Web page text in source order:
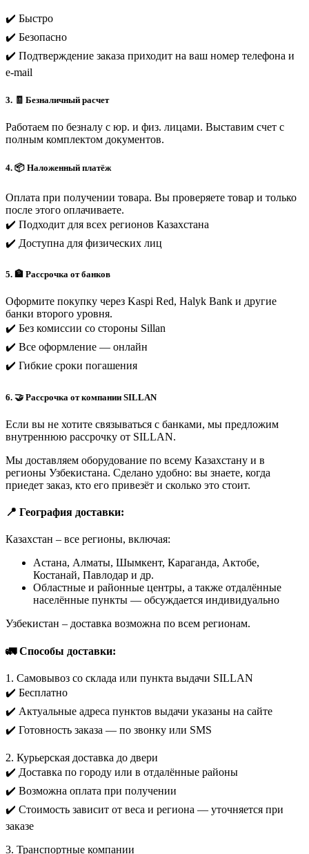
✔️ Быстро
✔️ Безопасно
✔️ Подтверждение заказа приходит на ваш номер телефона и
e-mail
3. 🧾 Безналичный расчет
Работаем по безналу с юр. и физ. лицами. Выставим счет с
полным комплектом документов.
4. 📦 Наложенный платёж
Оплата при получении товара. Вы проверяете товар и только
после этого оплачиваете.
✔️ Подходит для всех регионов Казахстана
✔️ Доступна для физических лиц
5. 🏦 Рассрочка от банков
Оформите покупку через Kaspi Red, Halyk Bank и другие
банки второго уровня.
✔️ Без комиссии со стороны Sillan
✔️ Все оформление — онлайн
✔️ Гибкие сроки погашения
6. 🤝 Рассрочка от компании SILLAN
Если вы не хотите связываться с банками, мы предложим
внутреннюю рассрочку от SILLAN.
Мы доставляем оборудование по всему Казахстану и в
регионы Узбекистана. Сделано удобно: вы знаете, когда
приедет заказ, кто его привезёт и сколько это стоит.
📍 География доставки:
Казахстан – все регионы, включая:
Астана, Алматы, Шымкент, Караганда, Актобе,
Костанай, Павлодар и др.
Областные и районные центры, а также отдалённые
населённые пункты — обсуждается индивидуально
Узбекистан – доставка возможна по всем регионам.
🚛 Способы доставки:
1. Самовывоз со склада или пункта выдачи SILLAN
✔️ Бесплатно
✔️ Актуальные адреса пунктов выдачи указаны на сайте
✔️ Готовность заказа — по звонку или SMS
2. Курьерская доставка до двери
✔️ Доставка по городу или в отдалённые районы
✔️ Возможна оплата при получении
✔️ Стоимость зависит от веса и региона — уточняется при
заказе
3. Транспортные компании